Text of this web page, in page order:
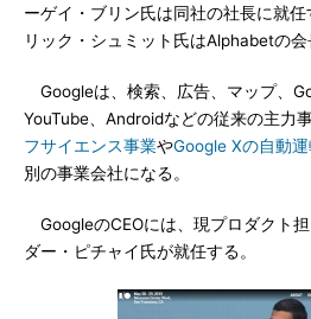
ーゲイ・ブリン氏は同社の社長に就
リック・シュミット氏はAlphabetの会
Googleは、検索、広告、マップ、
YouTube、Androidなどの従来の主力
フサイエンス事業やGoogle Xの自動
別の事業会社になる。
GoogleのCEOには、現プロダクト
ダー・ピチャイ氏が就任する。